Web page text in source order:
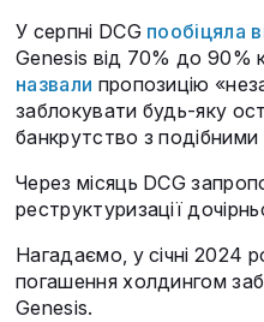
У серпні DCG пообіцяла
Genesis від 70% до 90%
назвали пропозицію
заблокувати будь-яку
банкрутство з
Через місяць DCG
реструктуризації
Нагадаємо, у січні 2024
погашення холдингом
Genesis.